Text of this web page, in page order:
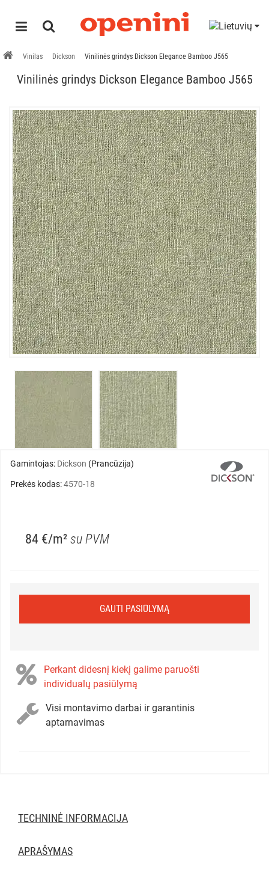
Vinilas Dickson Vinilinės grindys Dickson Elegance Bamboo J565
Vinilinės grindys Dickson Elegance Bamboo J565
Gamintojas: Dickson (Prancūzija)
Prekės kodas:4570-18
84 €/m² su PVM
GAUTI PASIŪLYMĄ
Perkant didesnį kiekį galime paruošti
individualų pasiūlymą
Visi montavimo darbai ir garantinis
aptarnavimas
TECHNINĖ INFORMACIJA
APRAŠYMAS